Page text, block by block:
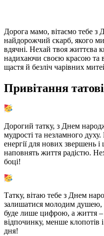
Дорога мамо, вітаємо тебе
найдорожчий скарб, якого
вдячні. Нехай твоя життєва
надихаючи своєю красою та
щастя й безліч чарівних
Привітання татові
Дорогий татку, з Днем
мудрості та незламного
енергії для нових звершень
наповнять життя радістю.
боці!
Татку, вітаю тебе з Днем
залишатися молодим душею,
буде лише цифрою, а життя
відпочинку, менше клопотів
дня!